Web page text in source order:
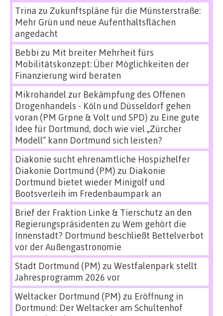
Trina zu Zukunftspläne für die Münsterstraße:
Mehr Grün und neue Aufenthaltsflächen
angedacht
Bebbi zu Mit breiter Mehrheit fürs
Mobilitätskonzept: Über Möglichkeiten der
Finanzierung wird beraten
Mikrohandel zur Bekämpfung des Offenen
Drogenhandels - Köln und Düsseldorf gehen
voran (PM Grpne & Volt und SPD) zu Eine gute
Idee für Dortmund, doch wie viel „Zürcher
Modell“ kann Dortmund sich leisten?
Diakonie sucht ehrenamtliche Hospizhelfer
Diakonie Dortmund (PM) zu Diakonie
Dortmund bietet wieder Minigolf und
Bootsverleih im Fredenbaumpark an
Brief der Fraktion Linke & Tierschutz an den
Regierungspräsidenten zu Wem gehört die
Innenstadt? Dortmund beschließt Bettelverbot
vor der Außengastronomie
Stadt Dortmund (PM) zu Westfalenpark stellt
Jahresprogramm 2026 vor
Weltacker Dortmund (PM) zu Eröffnung in
Dortmund: Der Weltacker am Schultenhof